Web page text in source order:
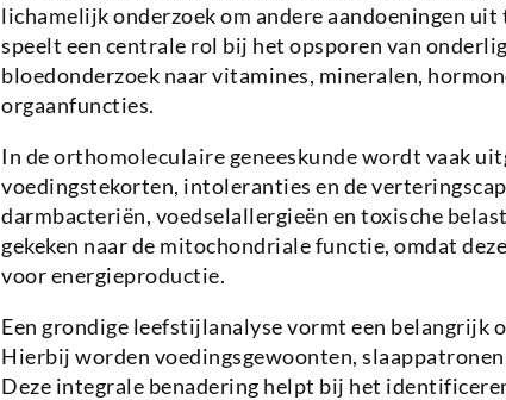
lichamelijk onderzoek om andere aandoeningen uit
speelt een centrale rol bij het opsporen van
bloedonderzoek naar vitamines, mineralen,
orgaanfuncties.
In de orthomoleculaire geneeskunde wordt vaak
voedingstekorten, intoleranties en de
darmbacteriën, voedselallergieën en toxische
gekeken naar de mitochondriale functie, omdat
voor energieproductie.
Een grondige leefstijlanalyse vormt een belangrijk
Hierbij worden voedingsgewoonten,
Deze integrale benadering helpt bij het